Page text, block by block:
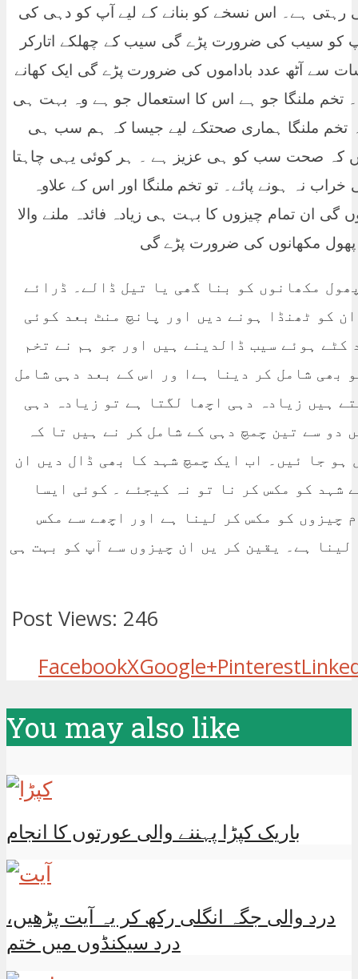
ہے۔ اس نسخے کو بنانے کے لیے آپ کو دہی کی
کو سیب کی ضرورت پڑے گی سیب کے چھلکے اتارکر
سے آٹھ عدد باداموں کی ضرورت پڑے گی ایک کھانے
ملنگا جو ہے اس کا استعمال جو ہے وہ بہت ہی
تخم ملنگا ہماری صحتکے لیے جیسا کہ ہم سب ہی
صحت سب کو ہی عزیز ہے ۔ ہر کوئی یہی چاہتا
نہ ہونے پائے۔ تو تخم ملنگا اور اس کے علاوہ
ان تمام چیزوں کا بہت ہی زیادہ فائدہ ملنے والا
مکھانوں کی ضرورت پڑے گی
مکھانوں کو بنا گھی یا تیل ڈالے۔ ڈرائے
کو ٹھنڈا ہونے دیں اور پانچ منٹ بعد کوئی
ہوئے سیب ڈالدینے ہیں اور جو ہم نے تخم
بھی شامل کر دینا ہےا ور اس کے بعد دہی شامل
ہیں زیادہ دہی اچھا لگتا ہے تو زیادہ دہی
دو سے تین چمچ دہی کے شامل کر نے ہیں تا کہ
جا ئیں۔ اب ایک چمچ شہد کا بھی ڈال دیں ان
شہد کو مکس کر نا تو نہ کیجئے ۔ کوئی ایسا
چیزوں کو مکس کر لینا ہے اور اچھے سے مکس
ہے۔ یقین کر یں ان چیزوں سے آپ کو بہت ہی
Post Views: 246
FacebookXGoogle+Pinterest
You may also like
باریک کپڑا پہننے والی عورتوں کا انجام
درد والی جگہ انگلی رکھ کر یہ آیت پڑھیں،
درد سیکنڈوں میں ختم